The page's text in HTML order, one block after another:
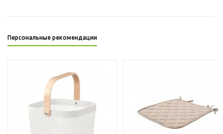
Персональные рекомендации